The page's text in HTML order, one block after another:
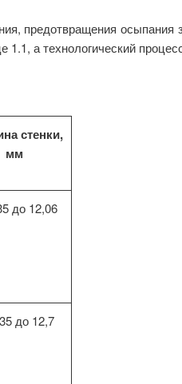
предотвращения осыпания
а технологический
стенки,
мм
до 12,06
до 12,7